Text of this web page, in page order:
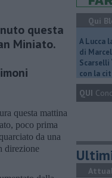
questa
Miniato.
questa mattina
poco prima
da una
direzione
Qui
A Lucca
di
Scarselli
con la
QUI